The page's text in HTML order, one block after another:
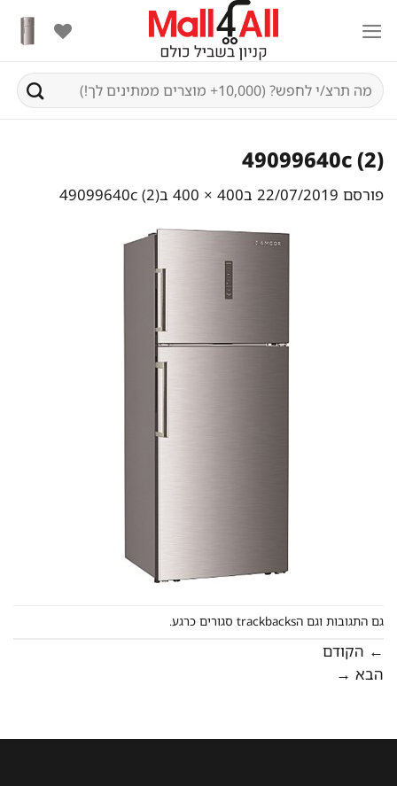
content
חיפוש
עבור:
49099640c (2)
פורסם 22/07/2019 ב400 × 400 ב49099640c (2)
גם התגובות וגם הtrackbacks סגורים כרגע.
← הקודם
הבא →